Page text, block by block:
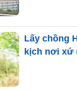
Lấy chồng
kịch nơi xứ